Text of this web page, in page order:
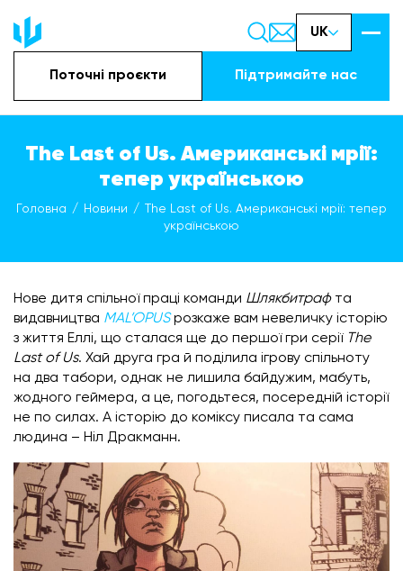
UK
Поточні проєкти Підтримайте наc
The Last of Us. Американські мрії:
тепер українською
Головна Новини
The Last of Us. Американські мрії: тепер
українською
Нове дитя спільної праці команди Шлякбитрафта
видавництва MAL’OPUSрозкаже вам невеличку історію
з життя Еллі, що сталася ще до першої гри серії The
Last of Us. Хай друга гра й поділила ігрову спільноту
на два табори, однак не лишила байдужим, мабуть,
жодного геймера, а це, погодьтеся, посередній історії
не по силах. А історію до коміксу писала та сама
людина – Ніл Дракманн.